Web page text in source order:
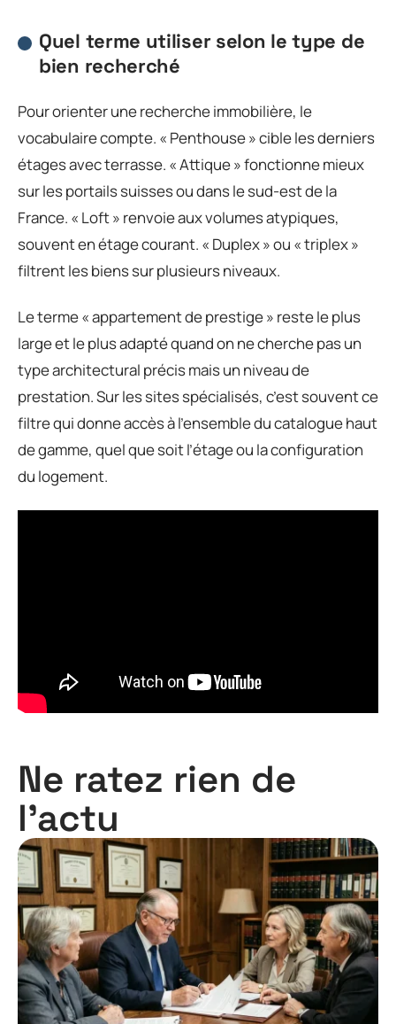
Quel terme utiliser selon le type de
bien recherché
Pour orienter une recherche immobilière, le
vocabulaire compte. « Penthouse » cible les derniers
étages avec terrasse. « Attique » fonctionne mieux
sur les portails suisses ou dans le sud-est de la
France. « Loft » renvoie aux volumes atypiques,
souvent en étage courant. « Duplex » ou « triplex »
filtrent les biens sur plusieurs niveaux.
Le terme « appartement de prestige » reste le plus
large et le plus adapté quand on ne cherche pas un
type architectural précis mais un niveau de
prestation. Sur les sites spécialisés, c’est souvent ce
filtre qui donne accès à l’ensemble du catalogue haut
de gamme, quel que soit l’étage ou la configuration
du logement.
Ne ratez rien de
l'actu